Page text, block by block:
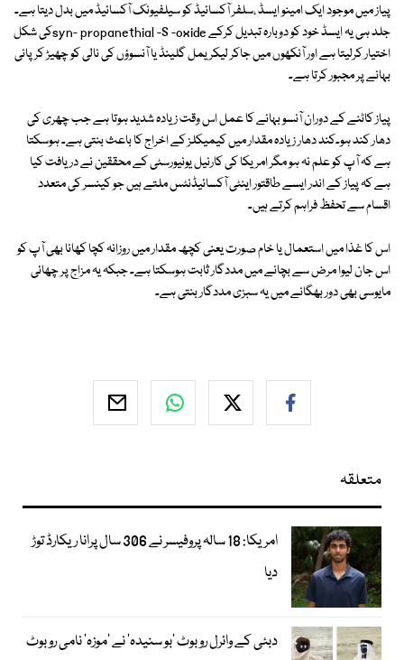
پیاز میں موجود ایک امینو ایسڈ ،سلفر آکسائیڈ کو سیلفیونک آکسائیڈ میں بدل دیتا ہے۔
جلد ہی یہ ایسڈ خود کو دوبارہ تبدیل کرکے syn- propanethial -S -oxideکی شکل
اختیار کرلیتا ہے اور آنکھوں میں جاکر لیکریمل گلینڈ یا آنسوؤں کی نالی کو چھیڑ کر پانی
بہانے پر مجبور کرتا ہے۔
پیاز کاٹنے کے دوران آنسو بہانے کا عمل اس وقت زیادہ شدید ہوتا ہے جب چھری کی
دھار کند ہو۔کند دھار زیادہ مقدار میں کیمیکلز کے اخراج کا باعث بنتی ہے۔ ہوسکتا
ہے کہ آپ کو علم نہ ہو مگر امریکا کی کارنیل یونیورسٹی کے محققین نے دریافت کیا
ہے کہ پیاز کے اندر ایسے طاقتور اینٹی آکسائیڈنٹس ملتے ہیں جو کینسر کی متعدد
اقسام سے تحفظ فراہم کرتے ہیں۔
اس کا غذا میں استعمال یا خام صورت یعنی کچھ مقدار میں روزانہ کچا کھانا بھی آپ کو
اس جان لیوا مرض سے بچانے میں مددگار ثابت ہوسکتا ہے۔ جبکہ یہ مزاج پر چھائی
مایوسی بھی دور بھگانے میں یہ سبزی مددگار بنتی ہے۔
متعلقہ
امریکا: 18 سالہ پروفیسر نے 306 سال پرانا ریکارڈ توڑ
دیا
دبئی کے وائرل روبوٹ ’بو سنیدہ‘ نے ’موزہ‘ نامی روبوٹ